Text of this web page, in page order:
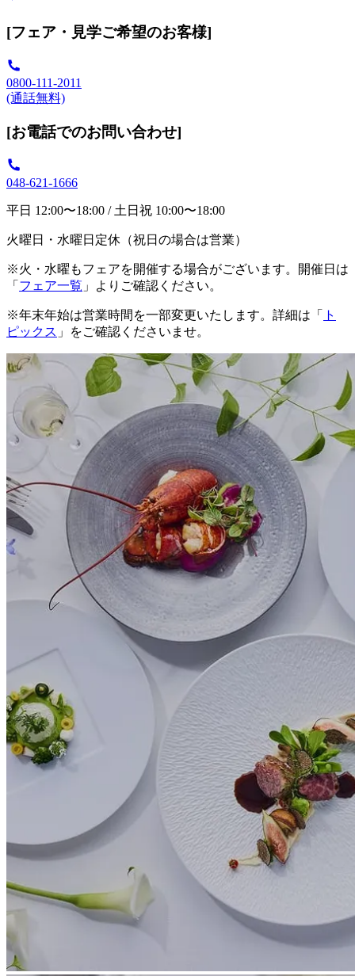
[フェア・見学ご希望のお客様]
0800-111-2011
(通話無料)
[お電話でのお問い合わせ]
048-621-1666
平日 12:00〜18:00 / 土日祝 10:00〜18:00
火曜日・水曜日定休（祝日の場合は営業）
※火・水曜もフェアを開催する場合がございます。開催日は
「 フェア一覧 」よりご確認ください。
※年末年始は営業時間を一部変更いたします。詳細は「
ト
ピックス 」をご確認くださいませ。